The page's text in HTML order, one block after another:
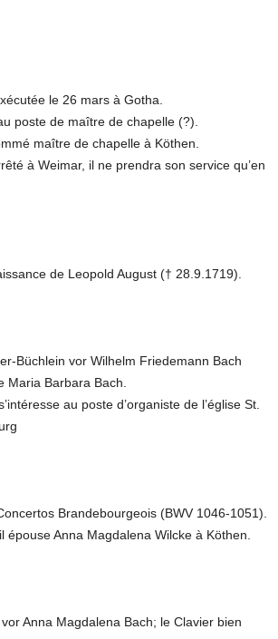
le 26 mars à Gotha.
poste de maître de chapelle (?).
maître de chapelle à Köthen.
à Weimar, il ne prendra son service qu’en
de Leopold August († 28.9.1719).
Büchlein vor Wilhelm Friedemann Bach
Maria Barbara Bach.
au poste d’organiste de l’église St.
Brandebourgeois (BWV 1046-1051).
épouse Anna Magdalena Wilcke à Köthen.
Anna Magdalena Bach; le Clavier bien